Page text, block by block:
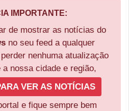
IMPORTANTE:
de mostrar as notícias do
no seu feed a qualquer
nenhuma atualização
nossa cidade e região,
VER AS NOTÍCIAS
e fique sempre bem